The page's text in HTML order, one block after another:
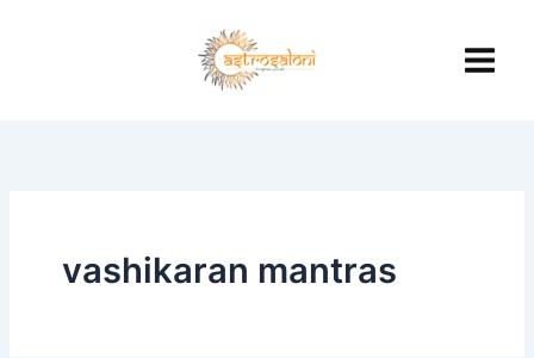
vashikaran mantras